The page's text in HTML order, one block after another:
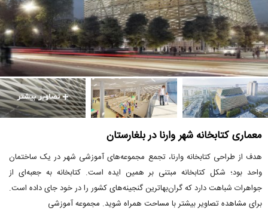
معماری کتابخانه شهر وارنا در بلغارستان
هدف از طراحی کتابخانه وارنا، تجمع مجموعه‌های آموزشی شهر در یک ساختمان
واحد بود؛ شکل کتابخانه مبتنی بر همین ایده است. کتابخانه به جعبه‌ای از
جواهرات شباهت دارد که گران‌بهاترین گنجینه‌های کشور را در خود جای داده است.
برای مشاهده تصاویر بیشتر با مساحت همراه شوید. مجموعه آموزشی